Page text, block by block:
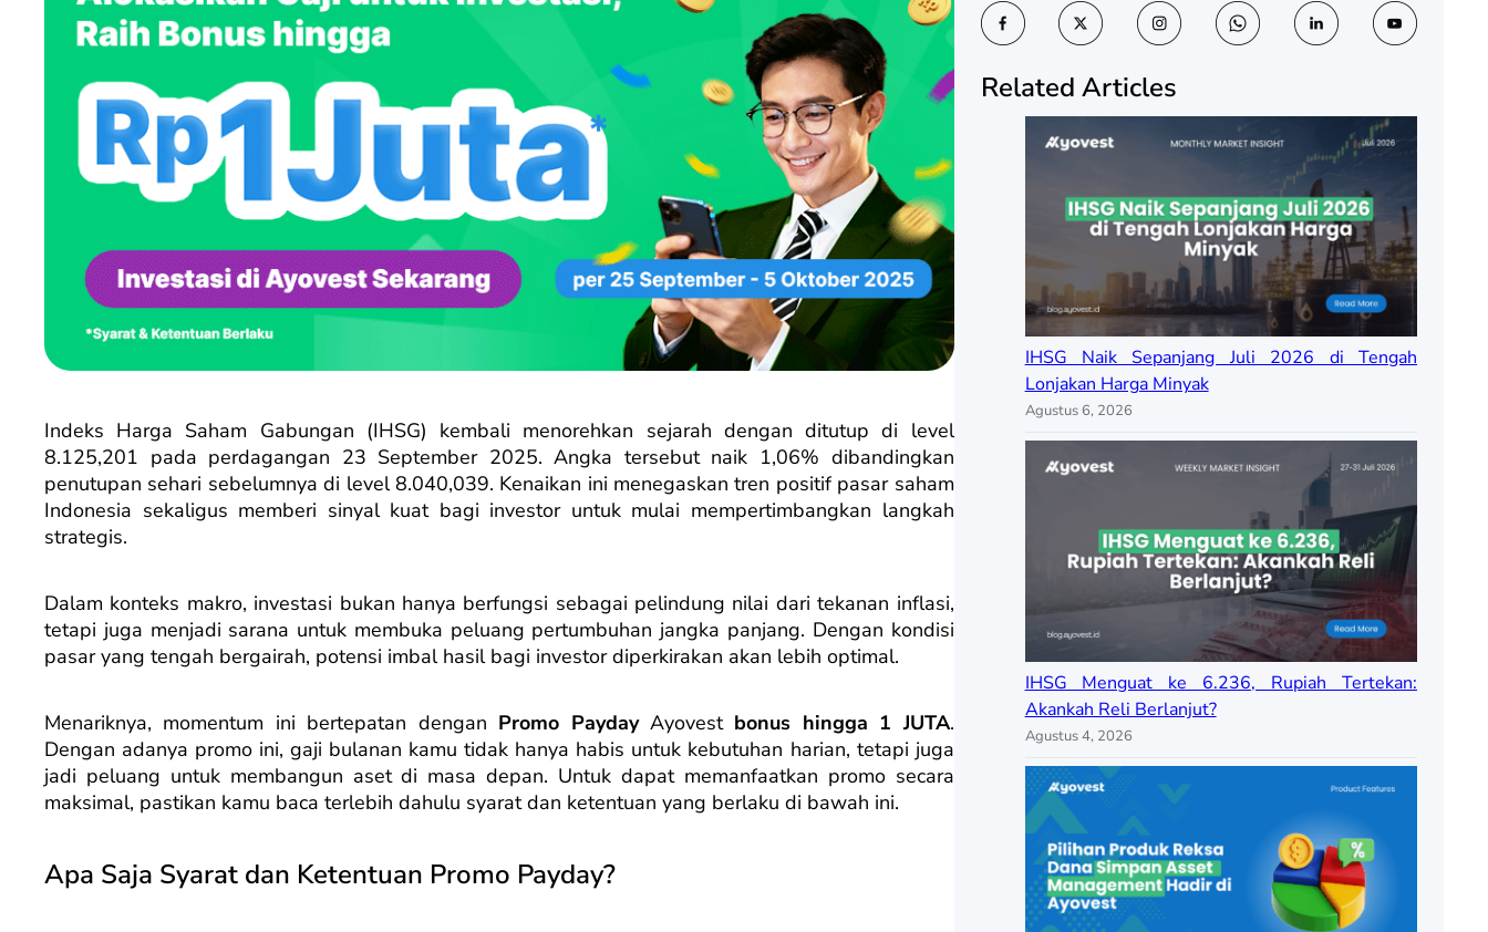
Indeks Harga Saham Gabungan (IHSG) kembali menorehkan sejarah dengan ditutup di level
8.125,201 pada perdagangan 23 September 2025. Angka tersebut naik 1,06% dibandingkan
penutupan sehari sebelumnya di level 8.040,039. Kenaikan ini menegaskan tren positif pasar saham
Indonesia sekaligus memberi sinyal kuat bagi investor untuk mulai mempertimbangkan langkah
strategis.
Dalam konteks makro, investasi bukan hanya berfungsi sebagai pelindung nilai dari tekanan inflasi,
tetapi juga menjadi sarana untuk membuka peluang pertumbuhan jangka panjang. Dengan kondisi
pasar yang tengah bergairah, potensi imbal hasil bagi investor diperkirakan akan lebih optimal.
Menariknya, momentum ini bertepatan dengan Promo Payday Ayovest bonus hingga 1 JUTA.
Dengan adanya promo ini, gaji bulanan kamu tidak hanya habis untuk kebutuhan harian, tetapi juga
jadi peluang untuk membangun aset di masa depan. Untuk dapat memanfaatkan promo secara
maksimal, pastikan kamu baca terlebih dahulu syarat dan ketentuan yang berlaku di bawah ini.
Apa Saja Syarat dan Ketentuan Promo Payday?
Related Articles
IHSG Naik Sepanjang Juli 2026 di Tengah
Lonjakan Harga Minyak
Agustus 6, 2026
IHSG Menguat ke 6.236, Rupiah Tertekan:
Akankah Reli Berlanjut?
Agustus 4, 2026